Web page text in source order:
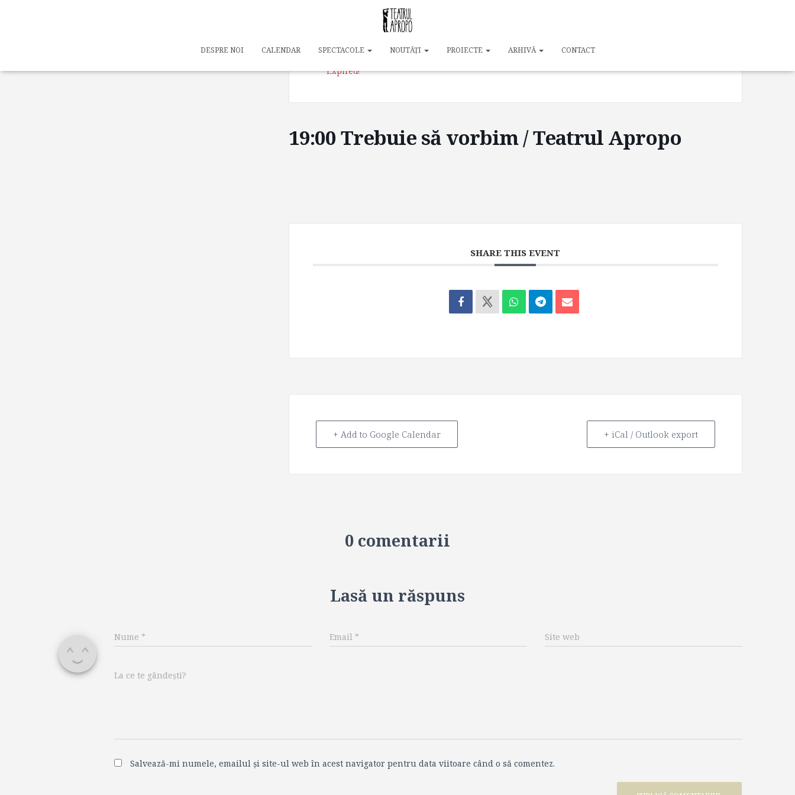
DESPRE NOI CALENDAR SPECTACOLE NOUTĂȚI PROIECTE ARHIVĂ CONTACT
21 oct. 2023
Expired!
19:00 - 20:30
19:00 Trebuie să vorbim / Teatrul Apropo
SHARE THIS EVENT
+ Add to Google Calendar + iCal / Outlook export
0 comentarii
Lasă un răspuns
Nume * Email * Site web
La ce te gândești?
Salvează-mi numele, emailul și site-ul web în acest navigator pentru data viitoare când o să comentez.